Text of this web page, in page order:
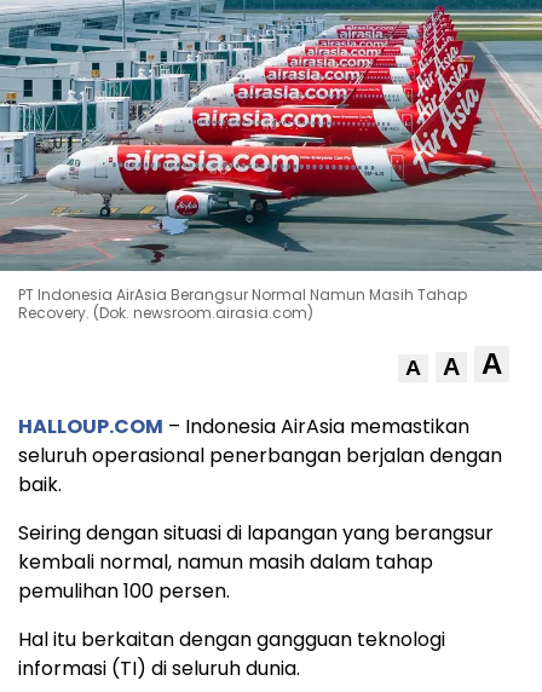
PT Indonesia AirAsia Berangsur Normal Namun Masih Tahap
Recovery. (Dok. newsroom.airasia.com)
A A A
HALLOUP.COM – Indonesia AirAsia memastikan
seluruh operasional penerbangan berjalan dengan
baik.
Seiring dengan situasi di lapangan yang berangsur
kembali normal, namun masih dalam tahap
pemulihan 100 persen.
Hal itu berkaitan dengan gangguan teknologi
informasi (TI) di seluruh dunia.